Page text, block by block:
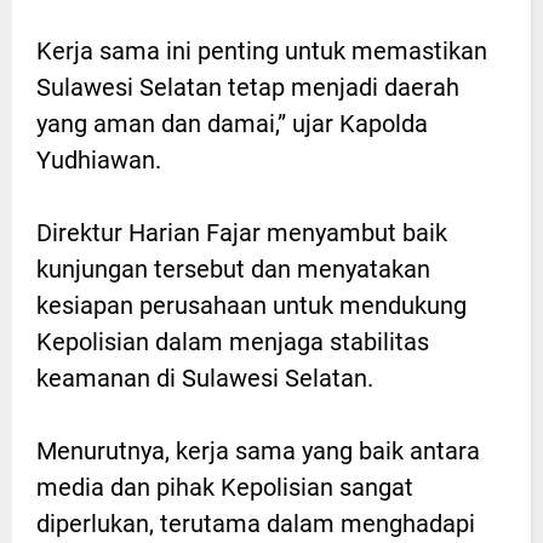
Kerja sama ini penting untuk memastikan
Sulawesi Selatan tetap menjadi daerah
yang aman dan damai,” ujar Kapolda
Yudhiawan.
Direktur Harian Fajar menyambut baik
kunjungan tersebut dan menyatakan
kesiapan perusahaan untuk mendukung
Kepolisian dalam menjaga stabilitas
keamanan di Sulawesi Selatan.
Menurutnya, kerja sama yang baik antara
media dan pihak Kepolisian sangat
diperlukan, terutama dalam menghadapi